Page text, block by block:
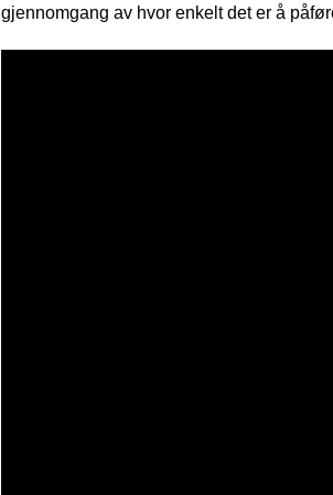
gjennomgang av hvor enkelt det er å